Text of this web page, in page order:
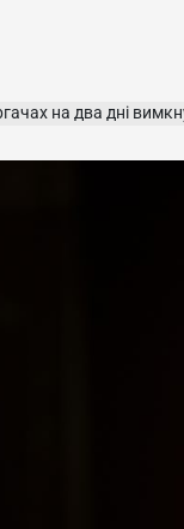
на два дні